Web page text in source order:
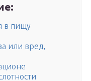
в пищу
или вред,